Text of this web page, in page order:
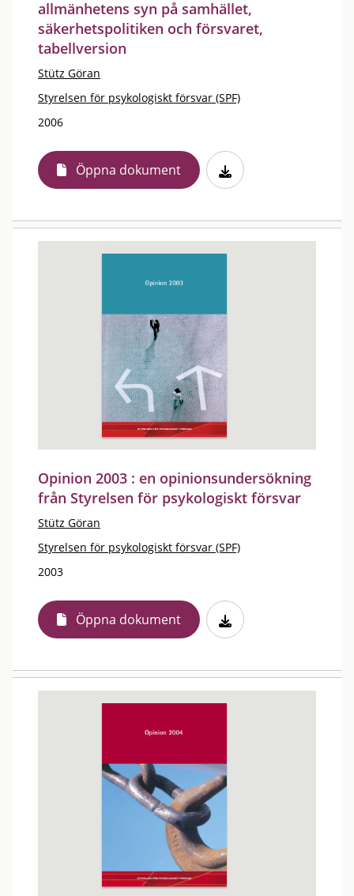
allmänhetens syn på samhället,
säkerhetspolitiken och försvaret,
tabellversion
Stütz Göran
Styrelsen för psykologiskt försvar (SPF)
2006
Öppna dokument
Opinion 2003 : en opinionsundersökning
från Styrelsen för psykologiskt försvar
Stütz Göran
Styrelsen för psykologiskt försvar (SPF)
2003
Öppna dokument